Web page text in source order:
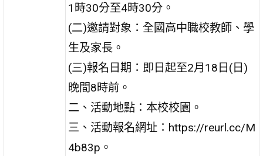
1時30分至4時30分。
(二)邀請對象：全國高中職校教師、學
生及家長。
(三)報名日期：即日起至2月18日(日)
晚間8時前。
二、活動地點：本校校園。
三、活動報名網址：https://reurl.cc/M
4b83p。